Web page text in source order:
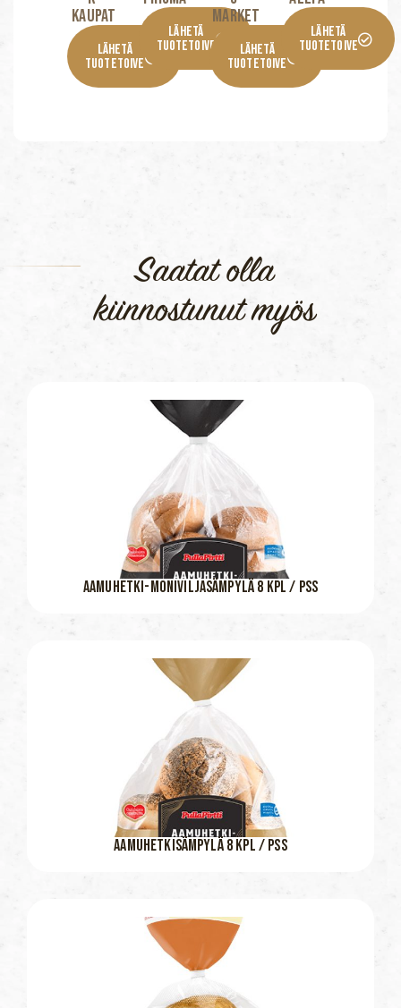
KaupaT
Lähetä
Tuotetoive
Lähetä
Tuotetoive
Market
Lähetä
Tuotetoive
Lähetä
Tuotetoive
Saatat olla
kiinnostunut myös
AAMUHETKI-MONIVILJASÄMPYLÄ 8 KPL / PSS
AAMUHETKISÄMPYLÄ 8 KPL / PSS